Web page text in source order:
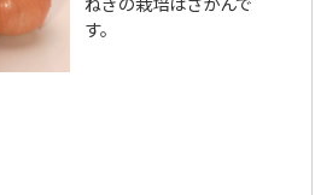
ねぎの栽培はさかんで
す。